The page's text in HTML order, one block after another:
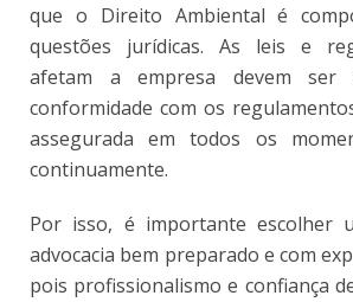
que o Direito Ambiental é
questões jurídicas. As leis e
afetam a empresa devem ser
conformidade com os
assegurada em todos os
continuamente.
Por isso, é importante escolher
advocacia bem preparado e com
pois profissionalismo e confiança